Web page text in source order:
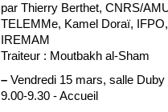
par Thierry Berthet, CNRS/
TELEMMe, Kamel Doraï,
IREMAM
Traiteur : Moutbakh al-Sham
– Vendredi 15 mars, salle
9.00-9.30 - Accueil